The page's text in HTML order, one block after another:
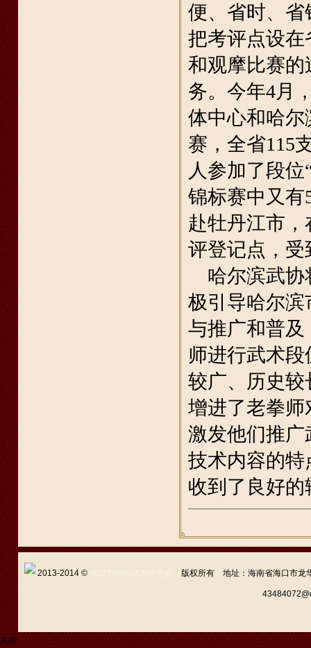
便、省时、
把考评点设
和观摩比赛的
务。今年4月
体中心和哈
赛，全省115
人参加了段
锦标赛中又有
赴牡丹江市
评登记点，
哈尔滨武协
极引导哈尔
与推广和普
师进行武术
较广、历史
增进了老拳
激发他们推
技术内容的
收到了良好
2013-2014 © 版权所有 地址：海南省海口市
关闭